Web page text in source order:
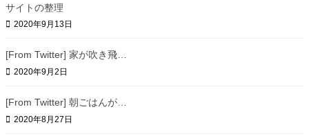
サイトの整理
2020年9月13日
[From Twitter] 家が吹き飛…
2020年9月2日
[From Twitter] 朝ごはんが…
2020年8月27日